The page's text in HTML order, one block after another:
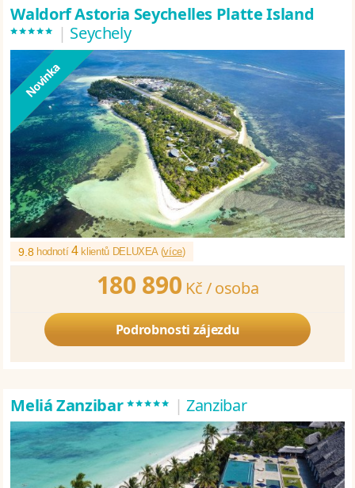
Waldorf Astoria Seychelles Platte Island
***** | Seychely
9.8 hodnotí4klientů DELUXEA (více)
180 890 Kč /osoba
Podrobnosti zájezdu
Meliá Zanzibar***** | Zanzibar